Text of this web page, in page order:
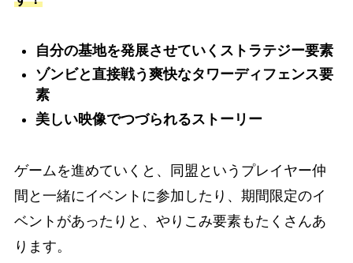
自分の基地を発展させていくストラテジー要素
ゾンビと直接戦う爽快なタワーディフェンス要
素
美しい映像でつづられるストーリー
ゲームを進めていくと、同盟というプレイヤー仲
間と一緒にイベントに参加したり、期間限定のイ
ベントがあったりと、やりこみ要素もたくさんあ
ります。